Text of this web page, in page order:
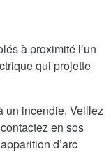
à proximité l’un
qui projette
un incendie. Veillez
en sos
d’arc